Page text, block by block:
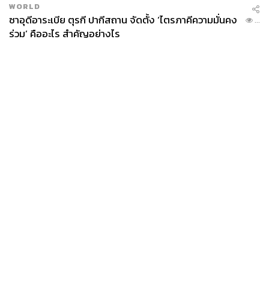
WORLD
ซาอุดีอาระเบีย ตุรกี ปากีสถาน จัดตั้ง ‘ไตรภาคีความมั่นคง
ร่วม’ คืออะไร สำคัญอย่างไร
...